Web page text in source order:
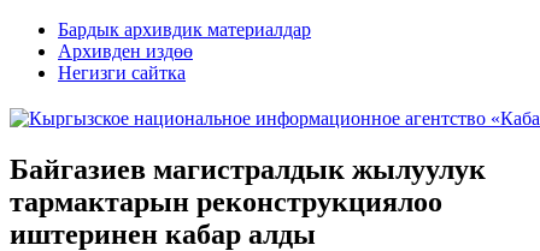
Бардык архивдик материалдар
Архивден издөө
Негизги сайтка
Байгазиев магистралдык жылуулук
тармактарын реконструкциялоо
иштеринен кабар алды